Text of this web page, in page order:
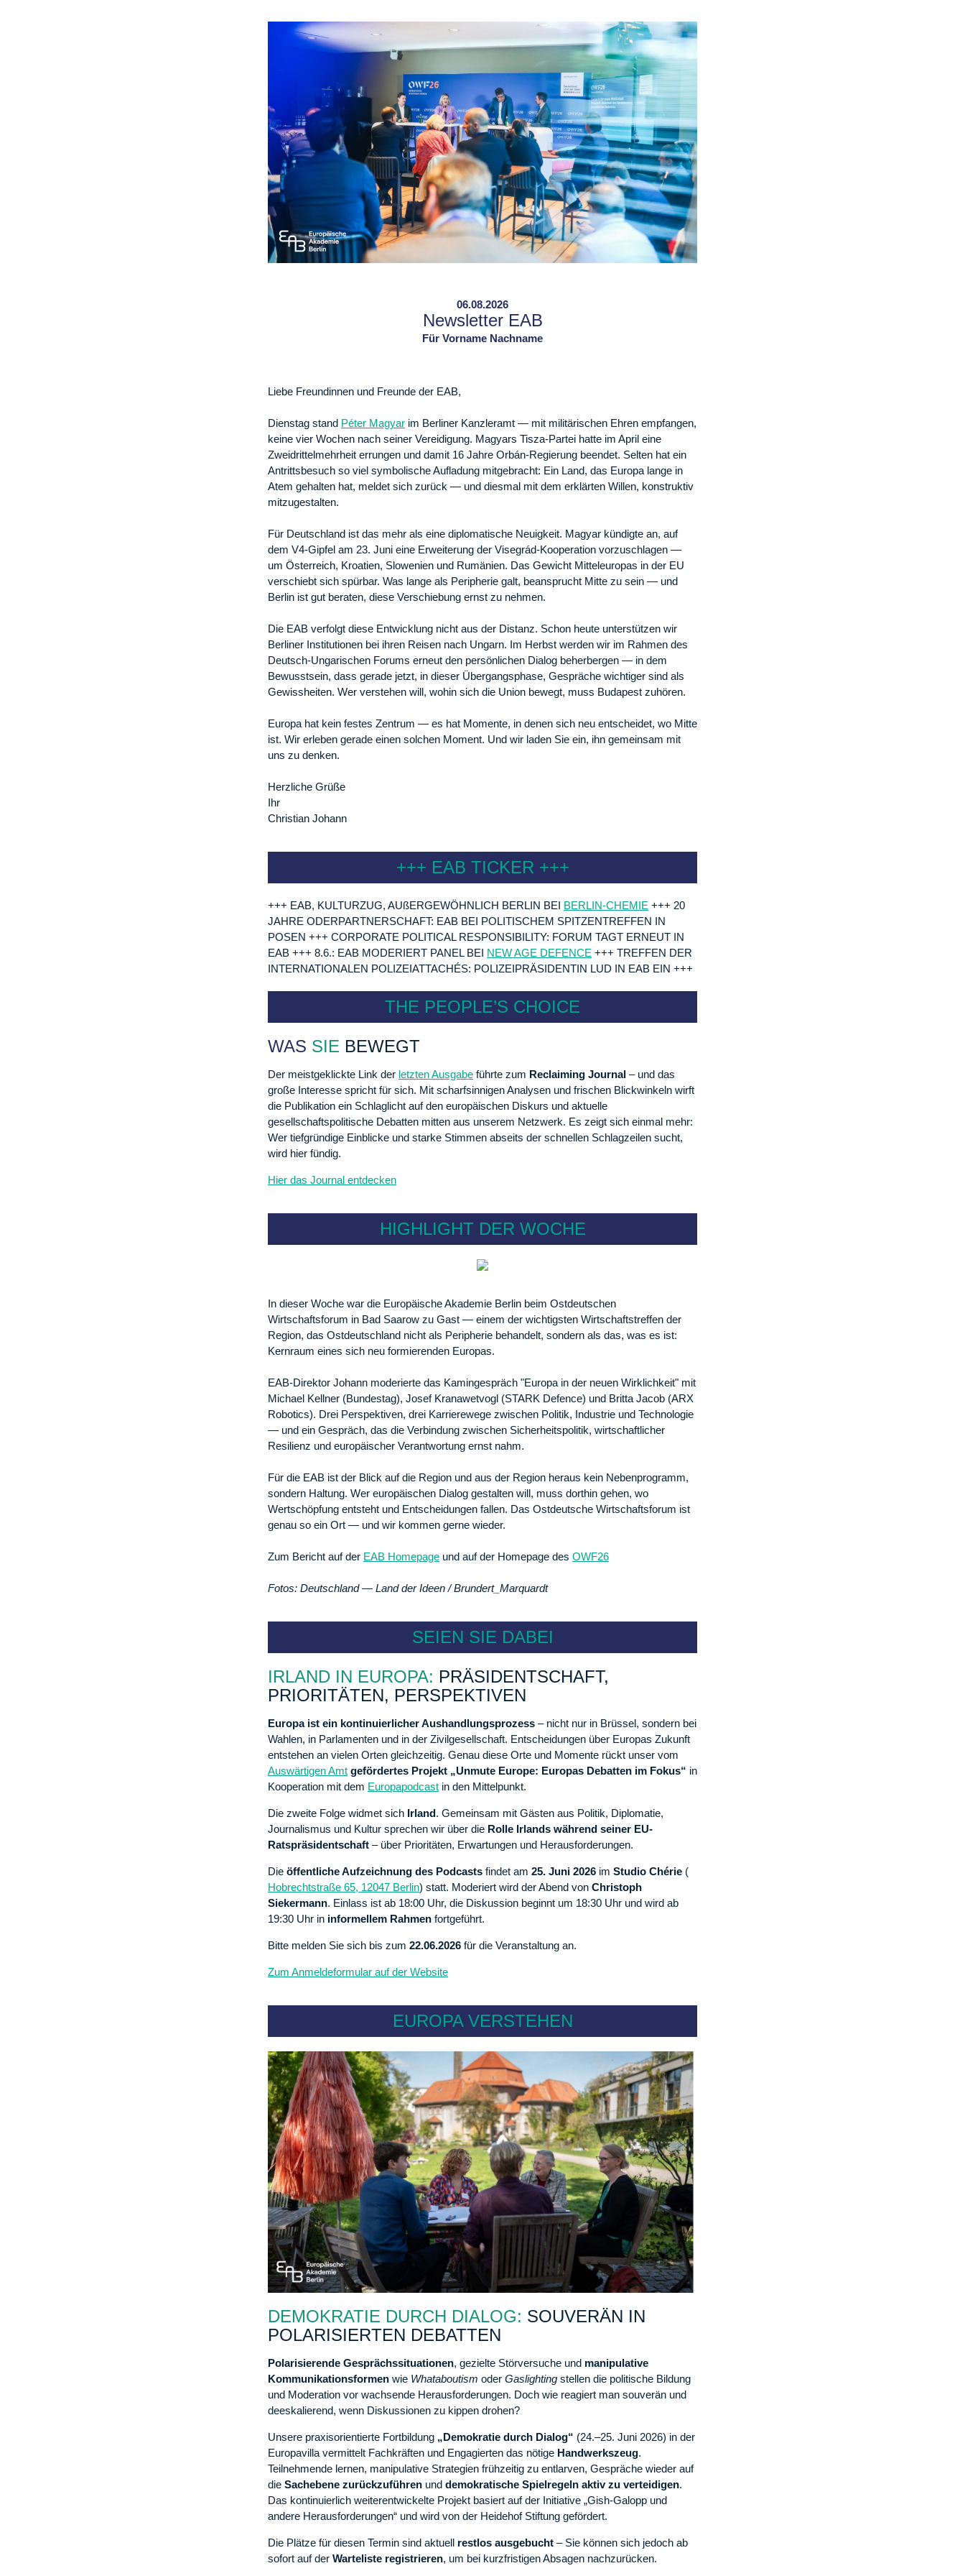
06.08.2026
Newsletter EAB
Für Vorname Nachname
Liebe Freundinnen und Freunde der EAB,
Dienstag stand Péter Magyar im Berliner Kanzleramt — mit militärischen Ehren empfangen,
keine vier Wochen nach seiner Vereidigung. Magyars Tisza-Partei hatte im April eine
Zweidrittelmehrheit errungen und damit 16 Jahre Orbán-Regierung beendet. Selten hat ein
Antrittsbesuch so viel symbolische Aufladung mitgebracht: Ein Land, das Europa lange in
Atem gehalten hat, meldet sich zurück — und diesmal mit dem erklärten Willen, konstruktiv
mitzugestalten.
Für Deutschland ist das mehr als eine diplomatische Neuigkeit. Magyar kündigte an, auf
dem V4-Gipfel am 23. Juni eine Erweiterung der Visegrád-Kooperation vorzuschlagen —
um Österreich, Kroatien, Slowenien und Rumänien. Das Gewicht Mitteleuropas in der EU
verschiebt sich spürbar. Was lange als Peripherie galt, beansprucht Mitte zu sein — und
Berlin ist gut beraten, diese Verschiebung ernst zu nehmen.
Die EAB verfolgt diese Entwicklung nicht aus der Distanz. Schon heute unterstützen wir
Berliner Institutionen bei ihren Reisen nach Ungarn. Im Herbst werden wir im Rahmen des
Deutsch-Ungarischen Forums erneut den persönlichen Dialog beherbergen — in dem
Bewusstsein, dass gerade jetzt, in dieser Übergangsphase, Gespräche wichtiger sind als
Gewissheiten. Wer verstehen will, wohin sich die Union bewegt, muss Budapest zuhören.
Europa hat kein festes Zentrum — es hat Momente, in denen sich neu entscheidet, wo Mitte
ist. Wir erleben gerade einen solchen Moment. Und wir laden Sie ein, ihn gemeinsam mit
uns zu denken.
Herzliche Grüße
Ihr
Christian Johann
+++ EAB TICKER +++
+++ EAB, KULTURZUG, AUßERGEWÖHNLICH BERLIN BEI BERLIN-CHEMIE +++ 20
JAHRE ODERPARTNERSCHAFT: EAB BEI POLITISCHEM SPITZENTREFFEN IN
POSEN +++ CORPORATE POLITICAL RESPONSIBILITY: FORUM TAGT ERNEUT IN
EAB +++ 8.6.: EAB MODERIERT PANEL BEI NEW AGE DEFENCE +++ TREFFEN DER
INTERNATIONALEN POLIZEIATTACHÉS: POLIZEIPRÄSIDENTIN LUD IN EAB EIN +++
THE PEOPLE’S CHOICE
WAS SIE BEWEGT
Der meistgeklickte Link der letzten Ausgabe führte zum Reclaiming Journal – und das
große Interesse spricht für sich. Mit scharfsinnigen Analysen und frischen Blickwinkeln wirft
die Publikation ein Schlaglicht auf den europäischen Diskurs und aktuelle
gesellschaftspolitische Debatten mitten aus unserem Netzwerk. Es zeigt sich einmal mehr:
Wer tiefgründige Einblicke und starke Stimmen abseits der schnellen Schlagzeilen sucht,
wird hier fündig.
Hier das Journal entdecken
HIGHLIGHT DER WOCHE
In dieser Woche war die Europäische Akademie Berlin beim Ostdeutschen
Wirtschaftsforum in Bad Saarow zu Gast — einem der wichtigsten Wirtschaftstreffen der
Region, das Ostdeutschland nicht als Peripherie behandelt, sondern als das, was es ist:
Kernraum eines sich neu formierenden Europas.
EAB-Direktor Johann moderierte das Kamingespräch "Europa in der neuen Wirklichkeit" mit
Michael Kellner (Bundestag), Josef Kranawetvogl (STARK Defence) und Britta Jacob (ARX
Robotics). Drei Perspektiven, drei Karrierewege zwischen Politik, Industrie und Technologie
— und ein Gespräch, das die Verbindung zwischen Sicherheitspolitik, wirtschaftlicher
Resilienz und europäischer Verantwortung ernst nahm.
Für die EAB ist der Blick auf die Region und aus der Region heraus kein Nebenprogramm,
sondern Haltung. Wer europäischen Dialog gestalten will, muss dorthin gehen, wo
Wertschöpfung entsteht und Entscheidungen fallen. Das Ostdeutsche Wirtschaftsforum ist
genau so ein Ort — und wir kommen gerne wieder.
Zum Bericht auf der EAB Homepage und auf der Homepage des OWF26
Fotos: Deutschland — Land der Ideen / Brundert_Marquardt
SEIEN SIE DABEI
IRLAND IN EUROPA: PRÄSIDENTSCHAFT,
PRIORITÄTEN, PERSPEKTIVEN
Europa ist ein kontinuierlicher Aushandlungsprozess – nicht nur in Brüssel, sondern bei
Wahlen, in Parlamenten und in der Zivilgesellschaft. Entscheidungen über Europas Zukunft
entstehen an vielen Orten gleichzeitig. Genau diese Orte und Momente rückt unser vom
Auswärtigen Amt gefördertes Projekt „Unmute Europe: Europas Debatten im Fokus“ in
Kooperation mit dem Europapodcast in den Mittelpunkt.
Die zweite Folge widmet sich Irland. Gemeinsam mit Gästen aus Politik, Diplomatie,
Journalismus und Kultur sprechen wir über die Rolle Irlands während seiner EU-
Ratspräsidentschaft – über Prioritäten, Erwartungen und Herausforderungen.
Die öffentliche Aufzeichnung des Podcasts findet am 25. Juni 2026 im Studio Chérie (
Hobrechtstraße 65, 12047 Berlin) statt. Moderiert wird der Abend von Christoph
Siekermann. Einlass ist ab 18:00 Uhr, die Diskussion beginnt um 18:30 Uhr und wird ab
19:30 Uhr in informellem Rahmen fortgeführt.
Bitte melden Sie sich bis zum 22.06.2026 für die Veranstaltung an.
Zum Anmeldeformular auf der Website
EUROPA VERSTEHEN
DEMOKRATIE DURCH DIALOG: SOUVERÄN IN
POLARISIERTEN DEBATTEN
Polarisierende Gesprächssituationen, gezielte Störversuche und manipulative
Kommunikationsformen wie Whataboutism oder Gaslighting stellen die politische Bildung
und Moderation vor wachsende Herausforderungen. Doch wie reagiert man souverän und
deeskalierend, wenn Diskussionen zu kippen drohen?
Unsere praxisorientierte Fortbildung „Demokratie durch Dialog“ (24.–25. Juni 2026) in der
Europavilla vermittelt Fachkräften und Engagierten das nötige Handwerkszeug.
Teilnehmende lernen, manipulative Strategien frühzeitig zu entlarven, Gespräche wieder auf
die Sachebene zurückzuführen und demokratische Spielregeln aktiv zu verteidigen.
Das kontinuierlich weiterentwickelte Projekt basiert auf der Initiative „Gish-Galopp und
andere Herausforderungen“ und wird von der Heidehof Stiftung gefördert.
Die Plätze für diesen Termin sind aktuell restlos ausgebucht – Sie können sich jedoch ab
sofort auf der Warteliste registrieren, um bei kurzfristigen Absagen nachzurücken.